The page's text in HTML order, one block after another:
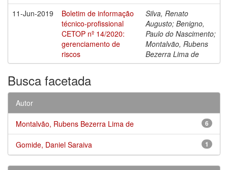
11-Jun-2019
Boletim de informação
técnico-profissional
CETOP nº 14/2020:
gerenciamento de
riscos
Silva, Renato
Augusto; Benigno,
Paulo do Nascimento;
Montalvão, Rubens
Bezerra Lima de
Busca facetada
Autor
6
Montalvão, Rubens Bezerra Lima de
1
Gomide, Daniel Saraiva